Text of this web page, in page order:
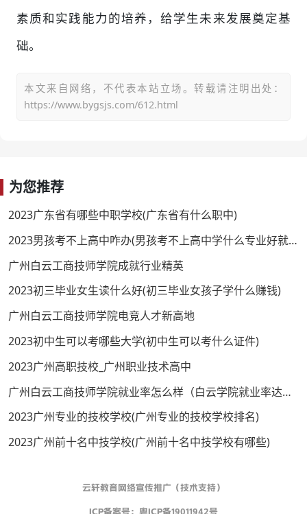
素质和实践能力的培养，给学生未来发展奠定基
础。
本文来自网络，不代表本站立场。转载请注明出处：
https://www.bygsjs.com/612.html
为您推荐
2023广东省有哪些中职学校(广东省有什么职中)
2023男孩考不上高中咋办(男孩考不上高中学什么专业好就业)
广州白云工商技师学院成就行业精英
2023初三毕业女生读什么好(初三毕业女孩子学什么赚钱)
广州白云工商技师学院电竞人才新高地
2023初中生可以考哪些大学(初中生可以考什么证件)
2023广州高职技校_广州职业技术高中
广州白云工商技师学院就业率怎么样（白云学院就业率达到了98%）
2023广州专业的技校学校(广州专业的技校学校排名)
2023广州前十名中技学校(广州前十名中技学校有哪些)
云轩教育网络宣传推广（技术支持）
ICP备案号： 粤ICP备19011942号